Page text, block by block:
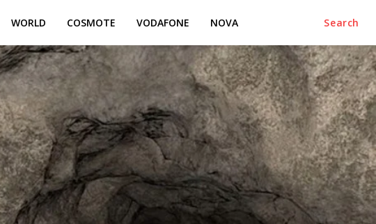
WORLD COSMOTE VODAFONE NOVA Search